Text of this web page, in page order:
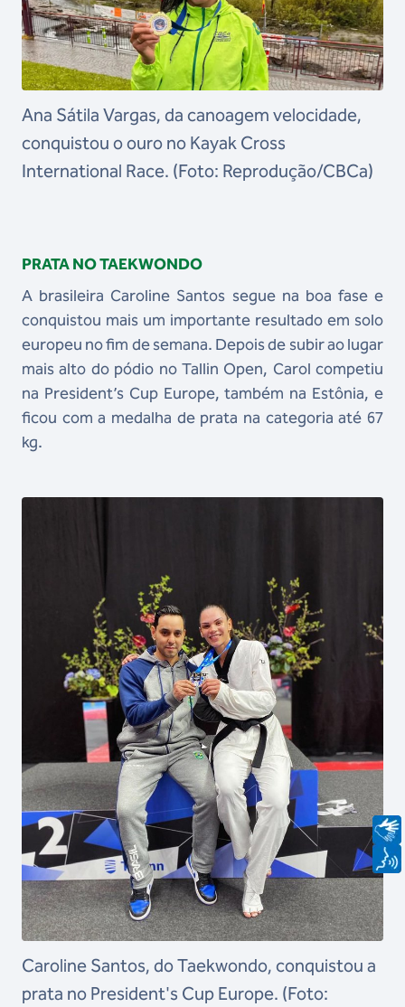
Ana Sátila Vargas, da canoagem velocidade,
conquistou o ouro no Kayak Cross
International Race. (Foto: Reprodução/CBCa)
PRATA NO TAEKWONDO
A brasileira Caroline Santos segue na boa fase e
conquistou mais um importante resultado em solo
europeu no fim de semana. Depois de subir ao lugar
mais alto do pódio no Tallin Open, Carol competiu
na President’s Cup Europe, também na Estônia, e
ficou com a medalha de prata na categoria até 67
kg.
Caroline Santos, do Taekwondo, conquistou a
prata no President's Cup Europe. (Foto: